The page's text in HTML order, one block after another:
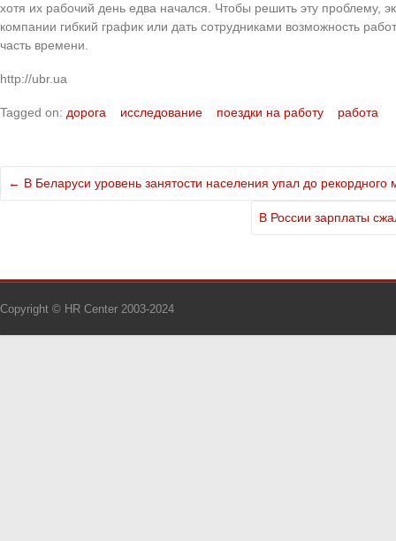
хотя их рабочий день едва начался. Чтобы решить эту проблему,
компании гибкий график или дать сотрудниками возможность
часть времени.
http://ubr.ua
Tagged on: дорога исследование поездки на работу работа
← В Беларуси уровень занятости населения упал до
В России зарплаты
Copyright © HR Center 2003-2024